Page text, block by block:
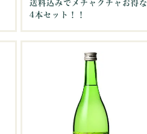
送料込みでメチャクチャお得な
4本セット！！